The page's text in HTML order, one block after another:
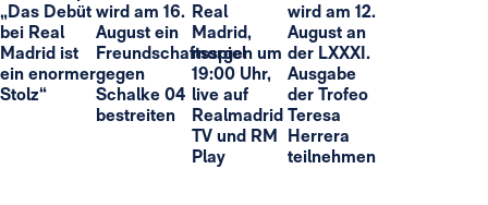
„Das Debüt
bei Real
Madrid ist
ein enormer
Stolz“
wird am 16.
August ein
Freundschaftsspiel
gegen
Schalke 04
bestreiten
Real
Madrid,
morgen um
19:00 Uhr,
live auf
Realmadrid
TV und RM
Play
wird am 12.
August an
der LXXXI.
Ausgabe
der Trofeo
Teresa
Herrera
teilnehmen